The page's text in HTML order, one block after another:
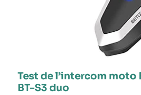
Test de l’intercom moto
BT-S3 duo